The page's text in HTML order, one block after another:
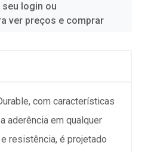
seu login ou
ver preços e comprar
com características
aderência em qualquer
resistência, é projetado